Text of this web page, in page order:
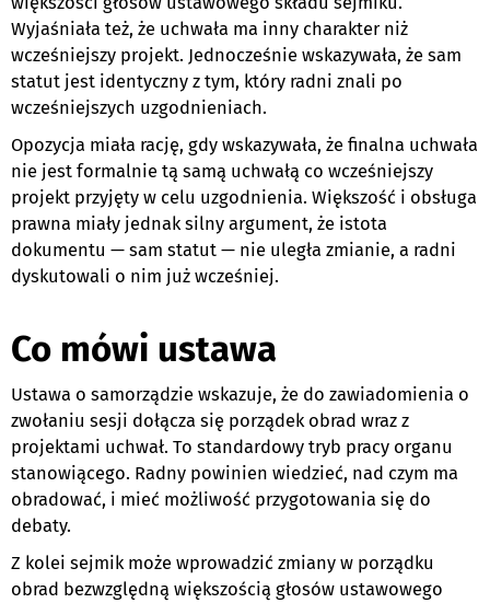
Wyjaśniała też, że uchwała ma inny charakter niż
wcześniejszy projekt. Jednocześnie wskazywała, że sam
statut jest identyczny z tym, który radni znali po
wcześniejszych uzgodnieniach.
Opozycja miała rację, gdy wskazywała, że finalna uchwała
nie jest formalnie tą samą uchwałą co wcześniejszy
projekt przyjęty w celu uzgodnienia. Większość i obsługa
prawna miały jednak silny argument, że istota
dokumentu — sam statut — nie uległa zmianie, a radni
dyskutowali o nim już wcześniej.
Co mówi ustawa
Ustawa o samorządzie wskazuje, że do zawiadomienia o
zwołaniu sesji dołącza się porządek obrad wraz z
projektami uchwał. To standardowy tryb pracy organu
stanowiącego. Radny powinien wiedzieć, nad czym ma
obradować, i mieć możliwość przygotowania się do
debaty.
Z kolei sejmik może wprowadzić zmiany w porządku
obrad bezwzględną większością głosów ustawowego